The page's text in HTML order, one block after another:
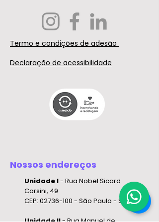
Termo e condições de adesão
Declaração de acessibilidade
Nossos endereços
Unidade I- Rua Nobel Sicard
Corsini, 49
CEP: 02736-100 - São Paulo - SP